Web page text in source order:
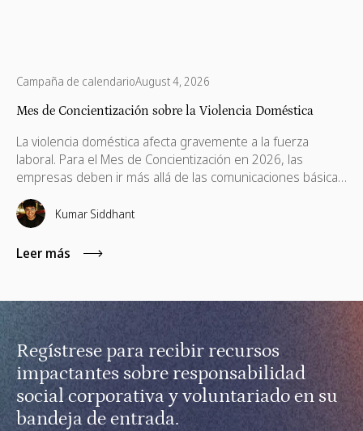
Campaña de calendarioAugust 4, 2026
Mes de Concientización sobre la Violencia Doméstica
La violencia doméstica afecta gravemente a la fuerza
laboral. Para el Mes de Concientización en 2026, las
empresas deben ir más allá de las comunicaciones básicas
e implementar políticas de apoyo, ayudas financieras,
capacitación remota para gerentes y voluntariado basado
en habilidades.
Kumar Siddhant
Leer más
Regístrese para recibir recursos
impactantes sobre responsabilidad
social corporativa y voluntariado en su
bandeja de entrada.